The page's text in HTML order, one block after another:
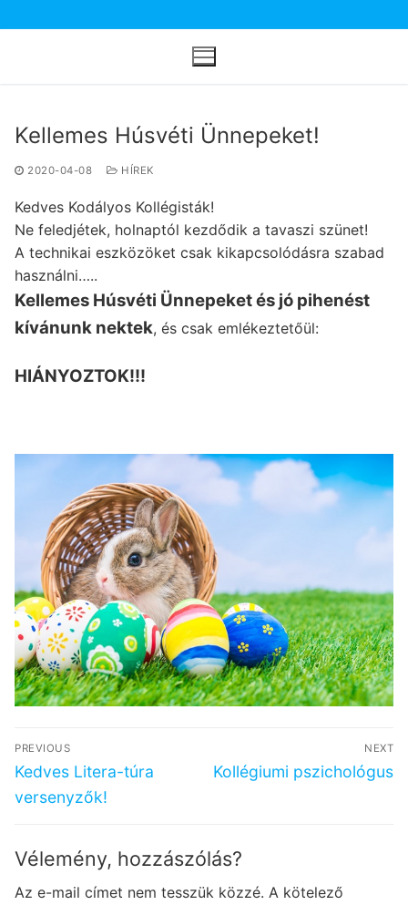
a
Kellemes Húsvéti Ünnepeket!
2020-04-08 HÍREK
Kedves Kodályos Kollégisták!
Ne feledjétek, holnaptól kezdődik a tavaszi szünet!
A technikai eszközöket csak kikapcsolódásra szabad
használni…..
Kellemes Húsvéti Ünnepeket és jó pihenést
kívánunk nektek, és csak emlékeztetőül:
HIÁNYOZTOK!!!
Bejegyzés
navigáció
PREVIOUS
Previous
post:
Kedves Litera-túra
versenyzők!
NEXT
Next
Kollégiumi pszichológus
Vélemény, hozzászólás?
Az e-mail címet nem tesszük közzé. A kötelező